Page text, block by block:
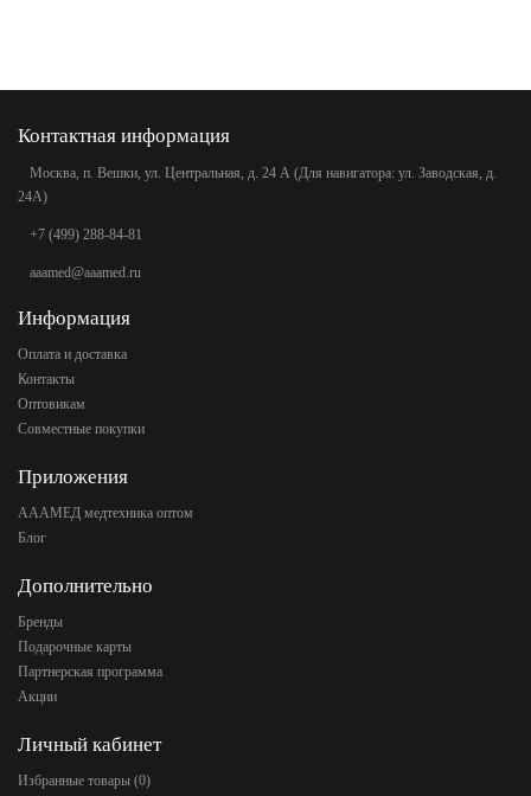
Контактная информация
Москва, п. Вешки, ул. Центральная, д. 24 А (Для навигатора: ул. Заводская, д.
24А)
+7 (499) 288-84-81
aaamed@aaamed.ru
Информация
Оплата и доставка
Контакты
Оптовикам
Совместные покупки
Приложения
АААМЕД медтехника оптом
Блог
Дополнительно
Бренды
Подарочные карты
Партнерская программа
Акции
Личный кабинет
Избранные товары (0)